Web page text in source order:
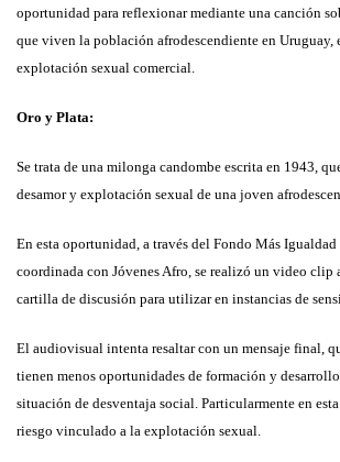
oportunidad para reflexionar mediante una canción
que viven la población afrodescendiente en Uruguay,
explotación sexual comercial.
Oro y Plata:
Se trata de una milonga candombe escrita en 1943,
desamor y explotación sexual de una joven
En esta oportunidad, a través del Fondo Más Igualdad
coordinada con Jóvenes Afro, se realizó un video clip
cartilla de discusión para utilizar en instancias de
El audiovisual intenta resaltar con un mensaje final,
tienen menos oportunidades de formación y
situación de desventaja social. Particularmente en
riesgo vinculado a la explotación sexual.